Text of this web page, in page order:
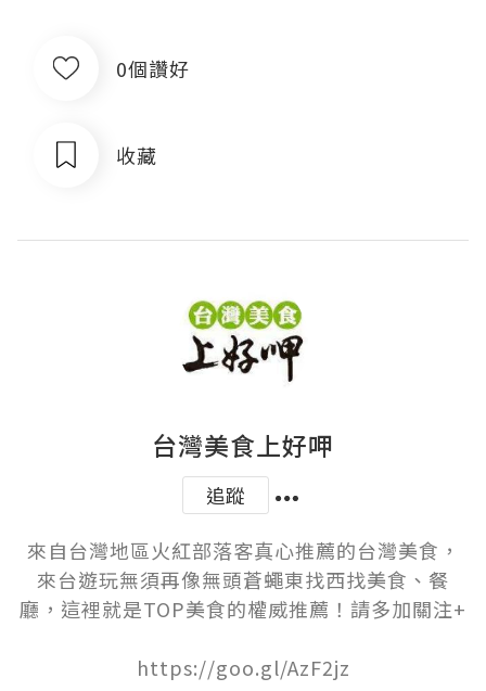
0個讚好
收藏
台灣美食上好呷
追蹤
來自台灣地區火紅部落客真心推薦的台灣美食，
來台遊玩無須再像無頭蒼蠅東找西找美食、餐
廳，這裡就是TOP美食的權威推薦！請多加關注+
https://goo.gl/AzF2jz